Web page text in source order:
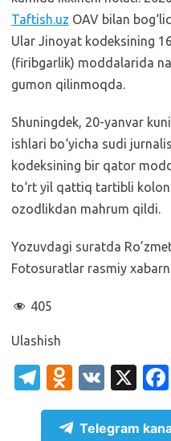
Taftish.uz OAV bilan
Ular Jinoyat kodeksining
(firibgarlik) moddalarida
gumon qilinmoqda.
Shuningdek, 20-yanvar
ishlari bo‘yicha sudi
kodeksining bir qator
to‘rt yil qattiq tartibli
ozodlikdan mahrum qildi.
Yozuvdagi suratda
Fotosuratlar rasmiy
405
Ulashish
T
el
O
d
n
V
K
X
Telegram